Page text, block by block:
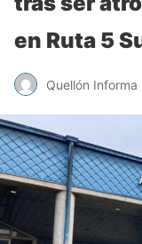
en Ruta 5
Quellón Informa